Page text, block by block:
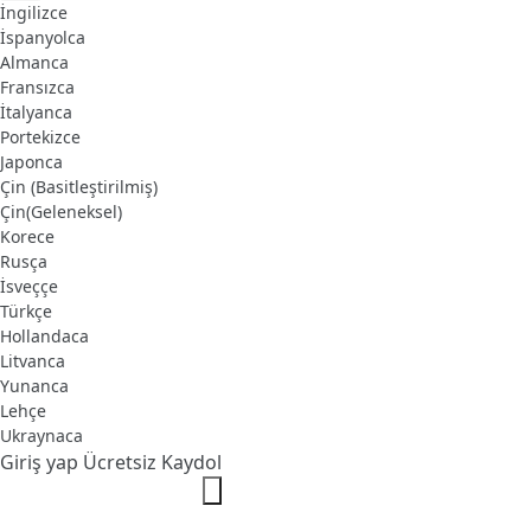
İngilizce
İspanyolca
Almanca
Fransızca
İtalyanca
Portekizce
Japonca
Çin (Basitleştirilmiş)
Çin(Geleneksel)
Korece
Rusça
İsveççe
Türkçe
Hollandaca
Litvanca
Yunanca
Lehçe
Ukraynaca
Giriş yap Ücretsiz Kaydol